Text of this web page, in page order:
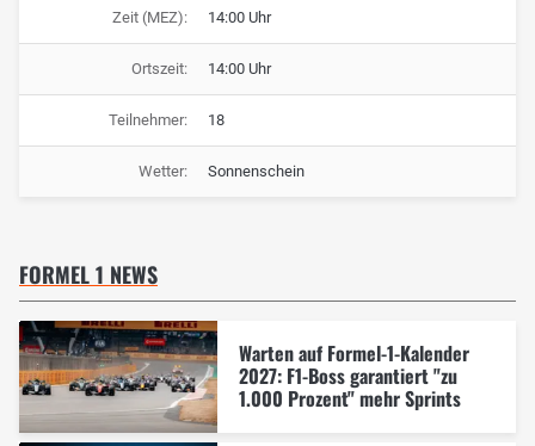
Zeit (MEZ): 14:00 Uhr
Ortszeit: 14:00 Uhr
Teilnehmer: 18
Wetter: Sonnenschein
FORMEL 1 NEWS
Warten auf Formel-1-Kalender
2027: F1-Boss garantiert "zu
1.000 Prozent" mehr Sprints